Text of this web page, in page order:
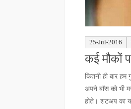
25-Jul-2016
कई मौकों
कितनी ही बार
अपने बाॅस को भी
होते। शटअप का